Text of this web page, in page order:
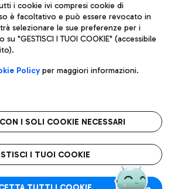
senza pensieri con il servizio di taxi a
per una pausa gustosa in aeroporto
delle Imprese di Roma 13032990155 P.
int. vers.
Racchetti 1 - 00054 Fiumicino (RM)
Note legali
Roma FCO
stellato
i cookie ivi compresi cookie di
è facoltativo e può essere revocato in
selezionare le sue preferenze per i
"GESTISCI I TUOI COOKIE" (accessibile
Policyper maggiori informazioni.
I SOLI COOKIE NECESSARI
I TUOI COOKIE